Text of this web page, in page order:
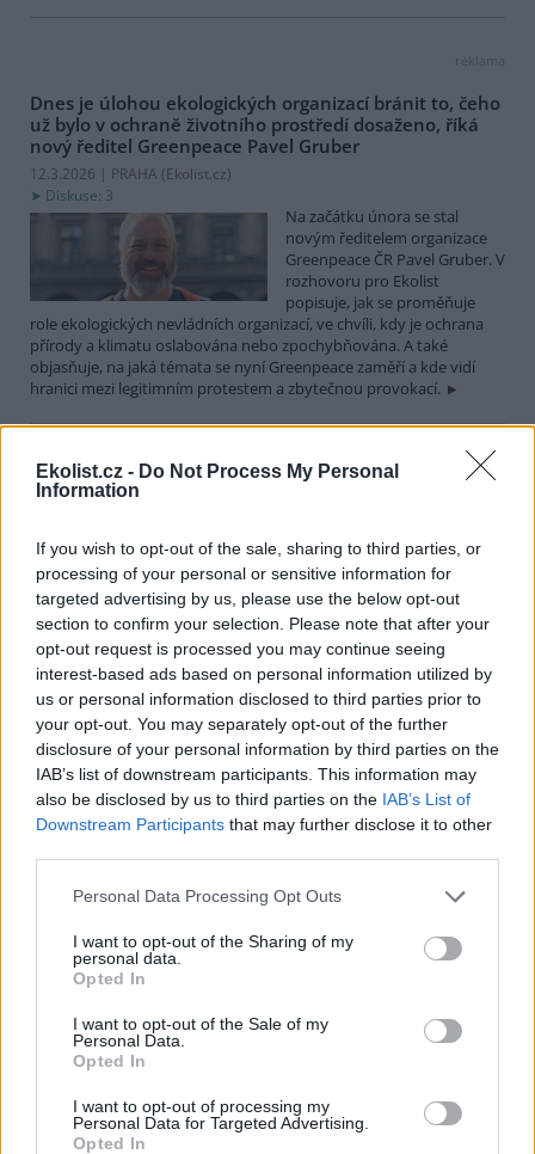
Ekolist.cz - Do Not Process My Personal
Information
If you wish to opt-out of the sale, sharing to third parties, or
processing of your personal or sensitive information for
targeted advertising by us, please use the below opt-out
section to confirm your selection. Please note that after your
opt-out request is processed you may continue seeing
interest-based ads based on personal information utilized by
us or personal information disclosed to third parties prior to
your opt-out. You may separately opt-out of the further
disclosure of your personal information by third parties on the
IAB’s list of downstream participants. This information may
also be disclosed by us to third parties on the IAB’s List of
Downstream Participants that may further disclose it to other
Personal Data Processing Opt Outs
I want to opt-out of the Sharing of my
personal data.
Opted In
I want to opt-out of the Sale of my
Personal Data.
Opted In
I want to opt-out of processing my
Personal Data for Targeted Advertising.
Opted In
reklama
Dnes je úlohou ekologických organizací bránit to, čeho
už bylo v ochraně životního prostředí dosaženo, říká
nový ředitel Greenpeace Pavel Gruber
12.3.2026 | PRAHA (Ekolist.cz)
Diskuse: 3
Na začátku února se stal
novým ředitelem organizace
Greenpeace ČR Pavel Gruber. V
rozhovoru pro Ekolist
popisuje, jak se proměňuje
role ekologických nevládních organizací, ve chvíli, kdy je ochrana
přírody a klimatu oslabována nebo zpochybňována. A také
objasňuje, na jaká témata se nyní Greenpeace zaměří a kde vidí
hranici mezi legitimním protestem a zbytečnou provokací.
Martin Nawrath: I v případě environmentálního žalu
platí, že sdílená bolest je poloviční bolest
Ekologická úzkost,
environmentální žal, klimatický
smutek. Jsou to nové
fenomény, nebo prožívali
podobné pocity i lidé v
minulosti? Obavy z měnícího se životního prostředí jsou na jednu
stranu přirozené a racionální. Někdy ale mohou narůst až do
takové míry, že člověka paralyzují. Jak poznáme, že nastal čas říci si
o podporu nebo pomoc a kde ji hledat? I o tom jsme hovořili s
Martinem Nawrathem, terapeutem a facilitátorem zabývajícím se
péčí o duševní zdraví také v kontextu probíhající klimatické krize a
proměn životního prostředí.
„Furt ve střehu.“ Manažer přírody Vilém Jurek o
26.11.2025 | PRAHA (Ekolist.cz)
Vilém Jurek je krajinný ekolog,
který zasvětil svůj profesní
končící projekt LIFE South
Moravia, jehož cílem byla obnova stepních biotopů na jižní
Moravě. Mluví o významu pastvy, invazních druzích, složitých
diplomatických jednáních s vlastníky i o tom, proč je důležité
vydržet – i když výsledky nejsou vidět hned. A také o tom, co ho k
přírodě přivedlo, proč má slabost pro Kamenný vrch a jakou roli v